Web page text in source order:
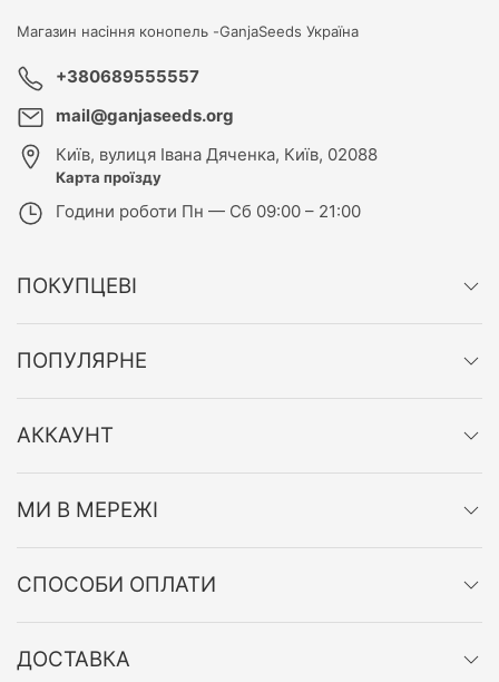
Магазин насіння конопель -GanjaSeeds Україна
+380689555557
mail@ganjaseeds.org
Київ, вулиця Івана Дяченка, Київ, 02088
Карта проїзду
Години роботи Пн — Сб 09:00 – 21:00
ПОКУПЦЕВІ
ПОПУЛЯРНЕ
АККАУНТ
МИ В МЕРЕЖІ
СПОСОБИ ОПЛАТИ
ДОСТАВКА